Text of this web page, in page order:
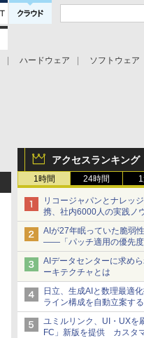
ハードウェア
ソフトウェア
アクセスランキング
1時間 24時間
リコージャパンとナレッ
携、社内6000人の実践ノ
商談記録 for RICOH」を
AIが27年眠っていた脆弱
――「パッチ適用の優先度
キュリティ専門家
AIデータセンターに求め
ーキテクチャとは
日立、生成AIと数理最適
ライン構成を自動立案す
ユミルリンク、UI・UXを
FC」新版を提供 カスタ